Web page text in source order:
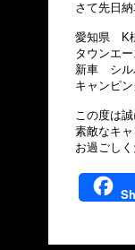
さて先日
愛知県 K
タウンエ
新車 シル
キャンピ
この度は
素敵なキ
お過ごしく